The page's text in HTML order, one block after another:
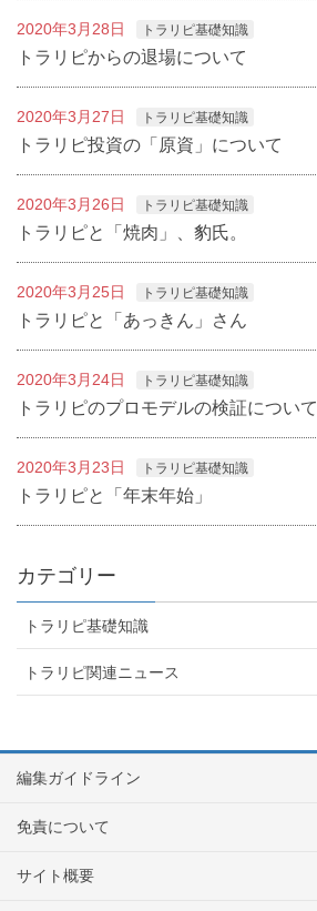
2020年3月28日 トラリピ基礎知識
トラリピからの退場について
2020年3月27日 トラリピ基礎知識
トラリピ投資の「原資」について
2020年3月26日 トラリピ基礎知識
トラリピと「焼肉」、豹氏。
2020年3月25日 トラリピ基礎知識
トラリピと「あっきん」さん
2020年3月24日 トラリピ基礎知識
トラリピのプロモデルの検証について
2020年3月23日 トラリピ基礎知識
トラリピと「年末年始」
カテゴリー
トラリピ基礎知識
トラリピ関連ニュース
編集ガイドライン
免責について
サイト概要